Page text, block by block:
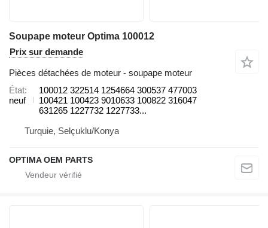
Soupape moteur Optima 100012
Prix sur demande
Pièces détachées de moteur - soupape moteur
État
neuf
100012 322514 1254664 300537 477003
100421 100423 9010633 100822 316047
631265 1227732 1227733...
Turquie, Selçuklu/Konya
OPTIMA OEM PARTS